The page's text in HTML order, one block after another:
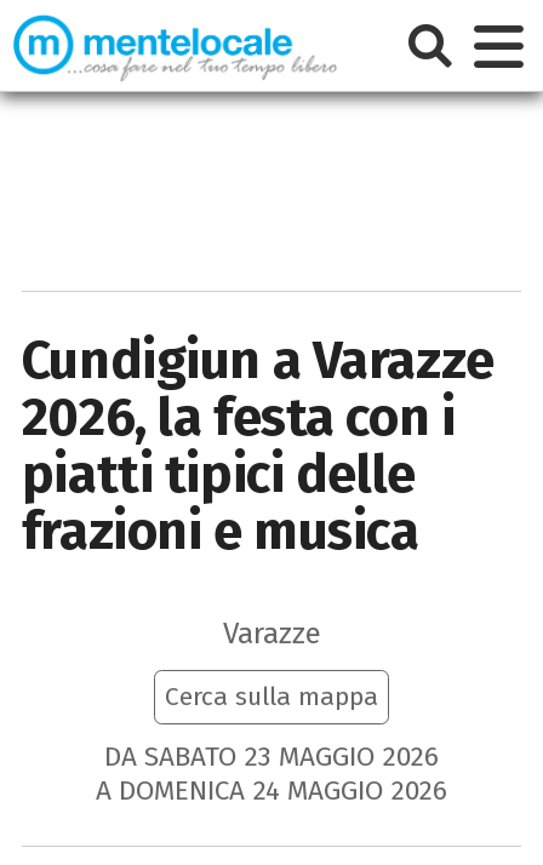
Cundigiun a Varazze
2026, la festa con i
piatti tipici delle
frazioni e musica
Varazze
Cerca sulla mappa
DA SABATO 23 MAGGIO 2026
A DOMENICA 24 MAGGIO 2026